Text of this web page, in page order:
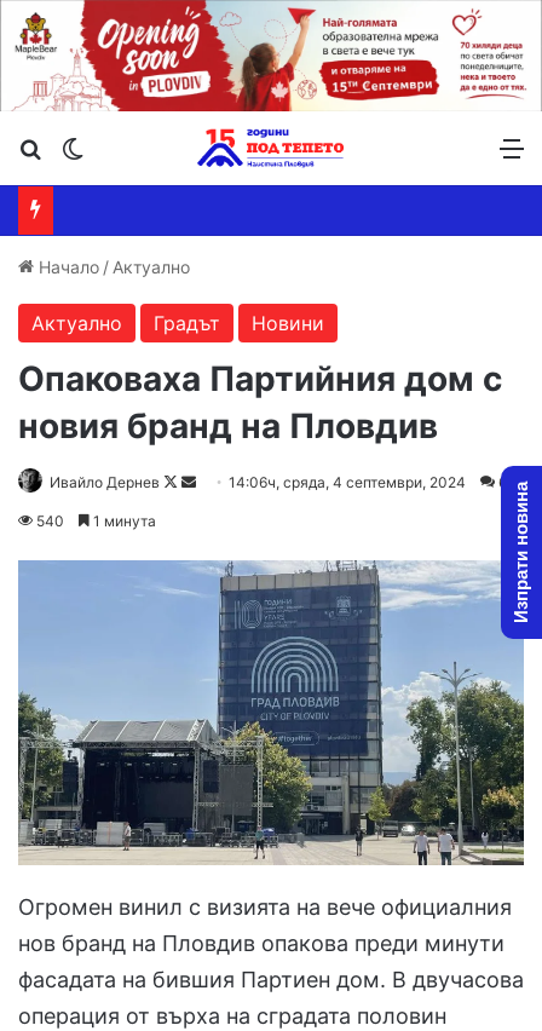
Търсене ...
Начало / Актуално
Актуално Градът Новини
Опаковаха Партийния дом с
новия бранд на Пловдив
Ивайло Дернев
Follow
Send14:06ч, сряда, 4 септември, 2024 6
540 1 минута
Огромен винил с визията на вече официалния
нов бранд на Пловдив опакова преди минути
фасадата на бившия Партиен дом. В двучасова
операция от върха на сградата половин
Изпрати новина